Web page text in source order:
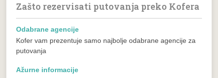
Zašto rezervisati putovanja preko Kofera
Odabrane agencije
Kofer vam prezentuje samo najbolje odabrane agencije za
putovanja
Ažurne informacije